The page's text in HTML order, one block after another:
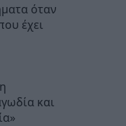
όταν
έχει
και